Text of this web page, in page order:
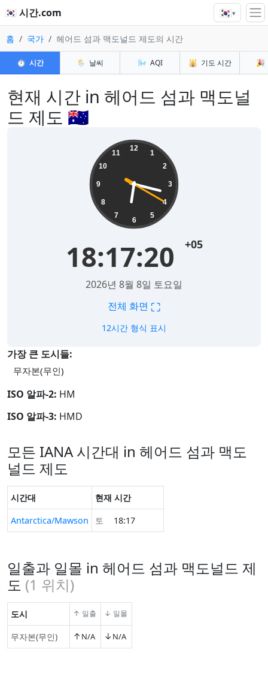
🇰🇷 시간.com 🇰🇷▾
홈 국가 헤어드 섬과 맥도널드 제도의 시간
⏱️ 시간 🌦️ 날씨 🌬️ AQI 🕌 기도 시간 🎉
현재 시간 in 헤어드 섬과 맥도널
드 제도 🇭🇲
12
1
2
3
4
5
6
7
8
9
10
11
18:17:20 +05
2026년 8월 8일 토요일
전체 화면 ⛶
12시간 형식 표시
가장 큰 도시들:
무자본(무인)
ISO 알파-2: HM
ISO 알파-3: HMD
모든 IANA 시간대 in 헤어드 섬과 맥도
널드 제도
시간대
현재 시간
Antarctica/Mawson
토 18:17
일출과 일몰 in 헤어드 섬과 맥도널드 제
도 (1 위치)
도시 ↑ 일출 ↓ 일몰
무자본(무인) ↑ N/A ↓N/A